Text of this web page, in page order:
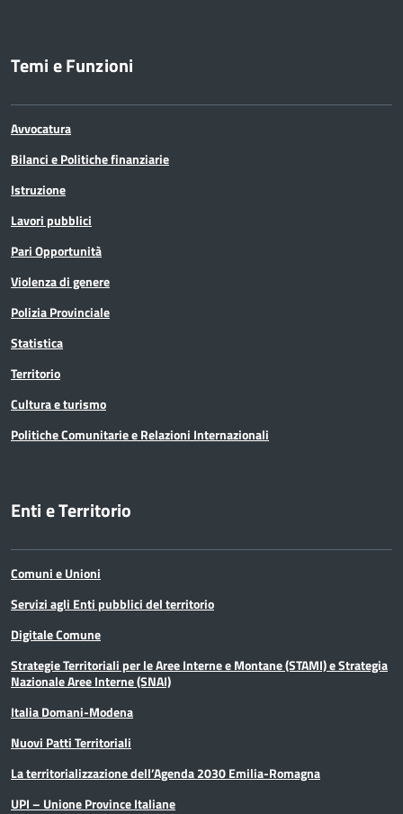
Temi e Funzioni
Avvocatura
Bilanci e Politiche finanziarie
Istruzione
Lavori pubblici
Pari Opportunità
Violenza di genere
Polizia Provinciale
Statistica
Territorio
Cultura e turismo
Politiche Comunitarie e Relazioni Internazionali
Enti e Territorio
Comuni e Unioni
Servizi agli Enti pubblici del territorio
Digitale Comune
Strategie Territoriali per le Aree Interne e Montane (STAMI) e Strategia
Nazionale Aree Interne (SNAI)
Italia Domani-Modena
Nuovi Patti Territoriali
La territorializzazione dell’Agenda 2030 Emilia-Romagna
UPI – Unione Province Italiane